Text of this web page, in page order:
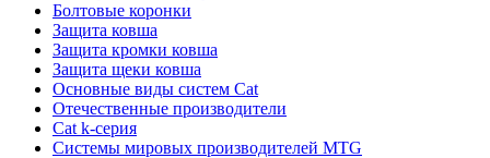
Болтовые коронки
Защита ковша
Защита кромки ковша
Защита щеки ковша
Основные виды систем Cat
Отечественные производители
Сat k-серия
Системы мировых производителей MTG